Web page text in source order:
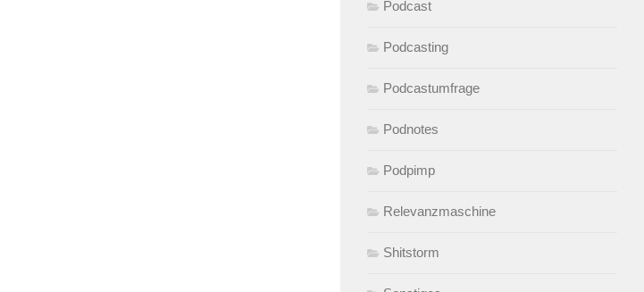
Podcast
Podcasting
Podcastumfrage
Podnotes
Podpimp
Relevanzmaschine
Shitstorm